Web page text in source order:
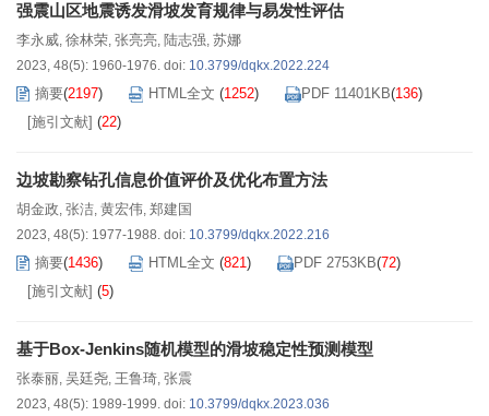
强震山区地震诱发滑坡发育规律与易发性评估
李永威, 徐林荣, 张亮亮, 陆志强, 苏娜
2023, 48(5): 1960-1976. doi: 10.3799/dqkx.2022.224
摘要(2197) HTML全文 (1252) PDF 11401KB(136)
[施引文献] (22)
边坡勘察钻孔信息价值评价及优化布置方法
胡金政, 张洁, 黄宏伟, 郑建国
2023, 48(5): 1977-1988. doi: 10.3799/dqkx.2022.216
摘要(1436) HTML全文 (821) PDF 2753KB(72)
[施引文献] (5)
基于Box-Jenkins随机模型的滑坡稳定性预测模型
张泰丽, 吴廷尧, 王鲁琦, 张震
2023, 48(5): 1989-1999. doi: 10.3799/dqkx.2023.036